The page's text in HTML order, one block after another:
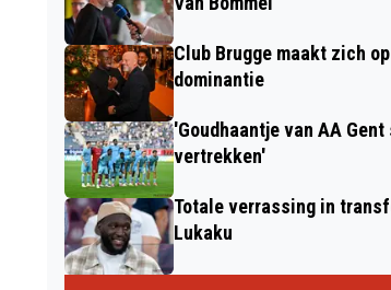
Club Brugge maakt zich
dominantie
'Goudhaantje van AA
vertrekken'
Totale verrassing in
Lukaku